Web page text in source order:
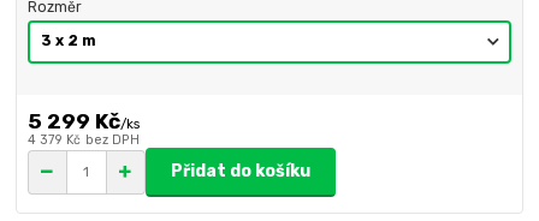
Rozměr
5 299 Kč/ks
4 379 Kč bez DPH
Přidat do košíku